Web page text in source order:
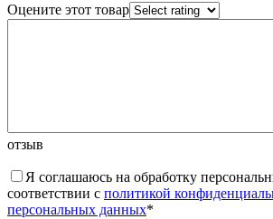
Оцените этот товар
отзыв
Я соглашаюсь на обработку
соответствии с политикой
персональных данных*